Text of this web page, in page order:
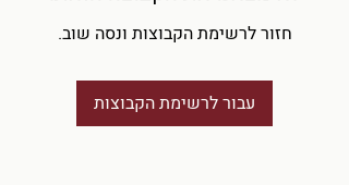
חזור לרשימת הקבוצות ונסה שוב.
עבור לרשימת הקבוצות